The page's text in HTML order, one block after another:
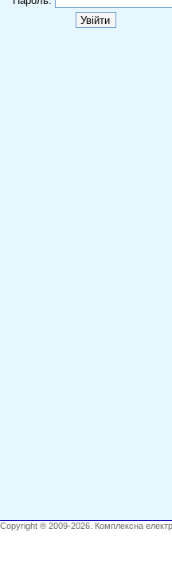
Copyright ® 2009-2026. Комплексна